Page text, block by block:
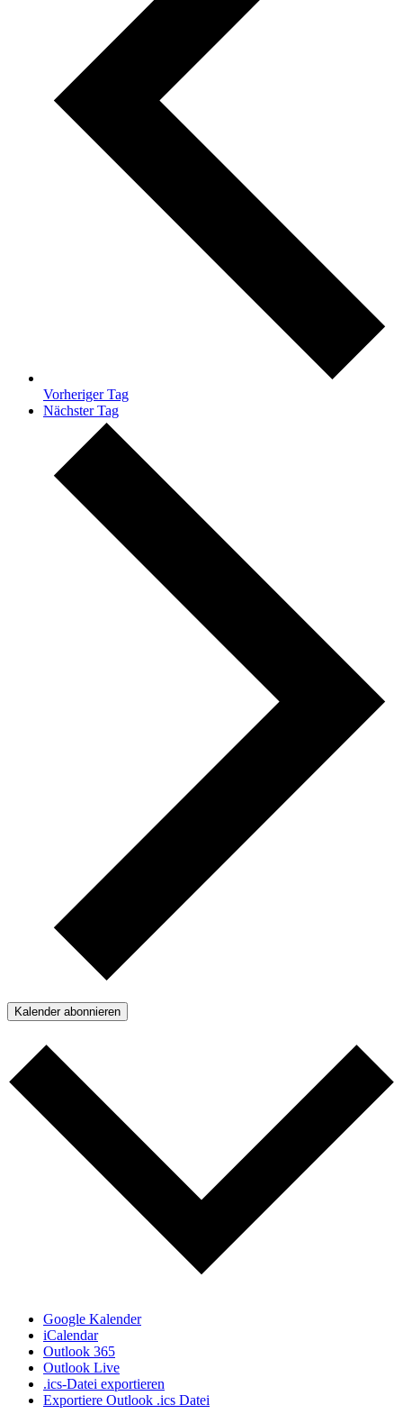
Vorheriger Tag
Nächster Tag
Kalender abonnieren
Google Kalender
iCalendar
Outlook 365
Outlook Live
.ics-Datei exportieren
Exportiere Outlook .ics Datei